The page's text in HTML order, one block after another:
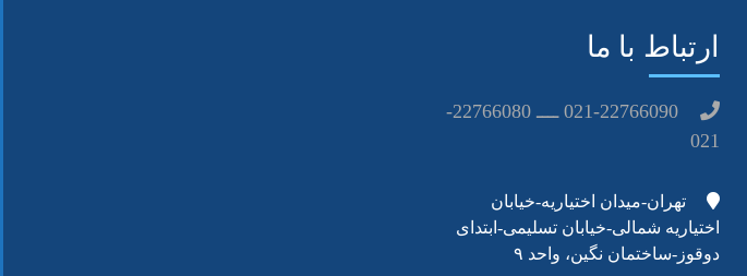
ارتباط با ما
021-22766090 ــــ 22766080-
021
تهران-میدان اختیاریه-خیابان
اختیاریه شمالی-خیابان تسلیمی-ابتدای
دوقوز-ساختمان نگین، واحد ۹